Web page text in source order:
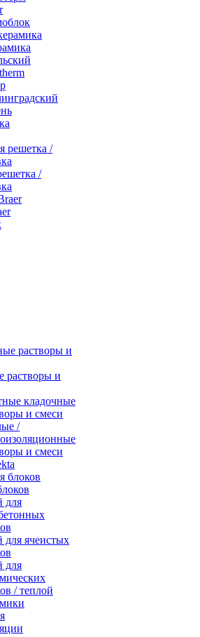
/
растворы и
кладочные
и смеси
/
и смеси
для
для ячеистых
для
/ теплой